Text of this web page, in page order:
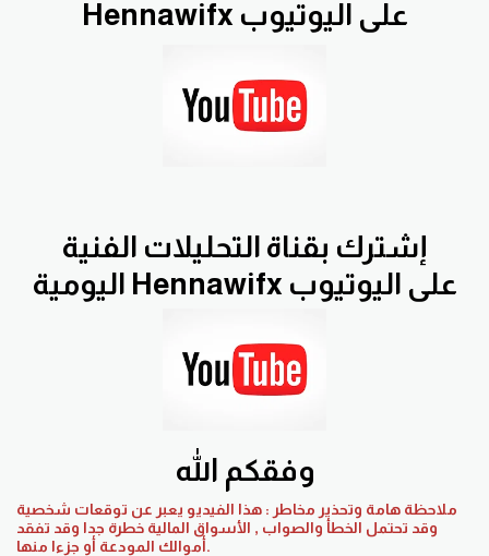
Hennawifx على اليوتيوب
إشترك بقناة التحليلات الفنية
اليومية Hennawifx على اليوتيوب
وفقكم الله
ملاحظة هامة وتحذير مخاطر : هذا الفيديو يعبر عن توقعات شخصية
وقد تحتمل الخطأ والصواب , الأسواق المالية خطرة جدا وقد تفقد
أموالك المودعة أو جزءا منها.